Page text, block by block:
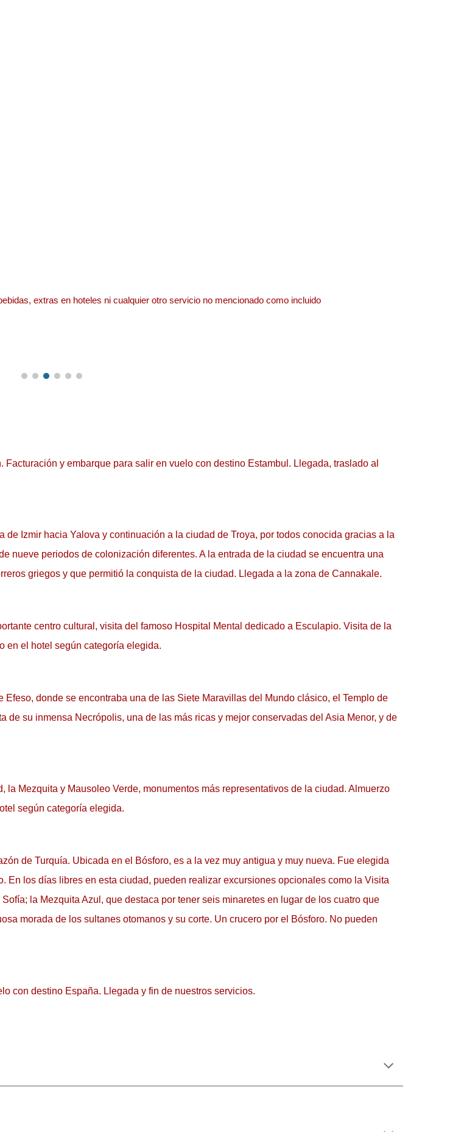
extras en hoteles ni cualquier otro servicio no mencionado como incluido
y embarque para salir en vuelo con destino Estambul. Llegada, traslado al
Izmir hacia Yalova y continuación a la ciudad de Troya, por todos conocida gracias a la
nueve periodos de colonización diferentes. A la entrada de la ciudad se encuentra una
griegos y que permitió la conquista de la ciudad. Llegada a la zona de Cannakale.
centro cultural, visita del famoso Hospital Mental dedicado a Esculapio. Visita de la
en el hotel según categoría elegida.
donde se encontraba una de las Siete Maravillas del Mundo clásico, el Templo de
su inmensa Necrópolis, una de las más ricas y mejor conservadas del Asia Menor, y de
Mezquita y Mausoleo Verde, monumentos más representativos de la ciudad. Almuerzo
según categoría elegida.
de Turquía. Ubicada en el Bósforo, es a la vez muy antigua y muy nueva. Fue elegida
En los días libres en esta ciudad, pueden realizar excursiones opcionales como la Visita
la Mezquita Azul, que destaca por tener seis minaretes en lugar de los cuatro que
morada de los sultanes otomanos y su corte. Un crucero por el Bósforo. No pueden
con destino España. Llegada y fin de nuestros servicios.